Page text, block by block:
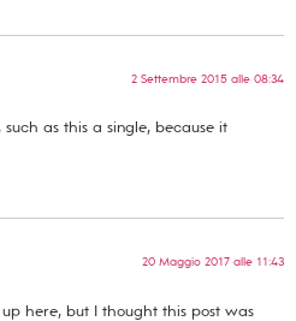
2 Settembre 2015 alle 08:34
as this a single, because it
20 Maggio 2017 alle 11:43
here, but I thought this post was